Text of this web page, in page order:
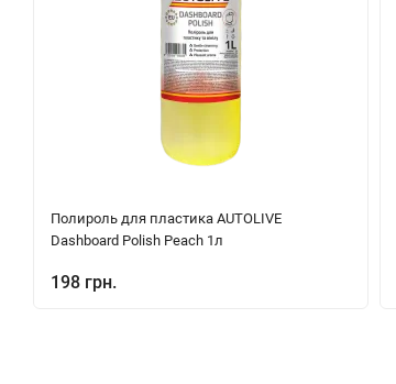
Полироль для пластика AUTOLIVE
Dashboard Polish Peach 1л
198 грн.